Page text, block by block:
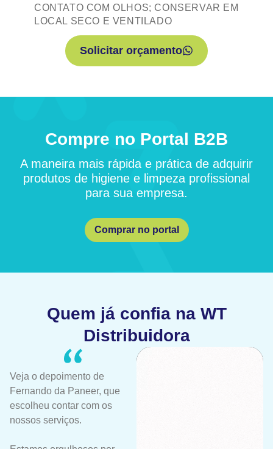
CONTATO COM OLHOS; CONSERVAR EM
LOCAL SECO E VENTILADO
Solicitar orçamento
Compre no Portal B2B
A maneira mais rápida e prática de adquirir
produtos de higiene e limpeza profissional
para sua empresa.
Comprar no portal
Quem já confia na WT
Distribuidora
Veja o depoimento de
Fernando da Paneer, que
escolheu contar com os
nossos serviços.